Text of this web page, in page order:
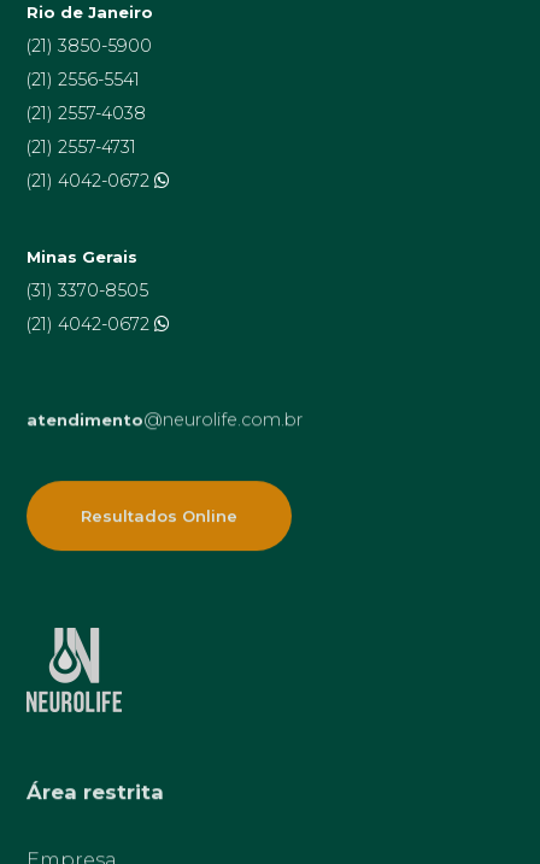
Rio de Janeiro
(21) 3850-5900
(21) 2556-5541
(21) 2557-4038
(21) 2557-4731
(21) 4042-0672
Minas Gerais
(31) 3370-8505
(21) 4042-0672
atendimento@neurolife.com.br